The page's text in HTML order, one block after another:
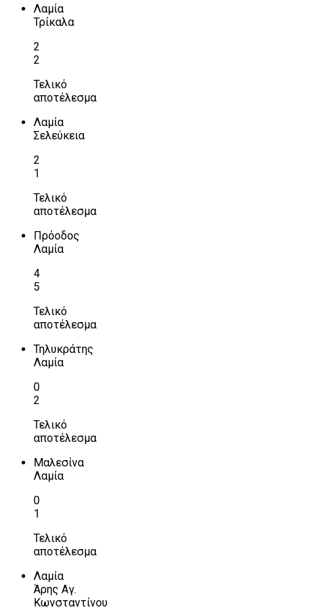
Λαμία
Τρίκαλα
2
2
Τελικό
αποτέλεσμα
Λαμία
Σελεύκεια
2
1
Τελικό
αποτέλεσμα
Πρόοδος
Λαμία
4
5
Τελικό
αποτέλεσμα
Τηλυκράτης
Λαμία
0
2
Τελικό
αποτέλεσμα
Μαλεσίνα
Λαμία
0
1
Τελικό
αποτέλεσμα
Λαμία
Άρης Αγ.
Κωνσταντίνου